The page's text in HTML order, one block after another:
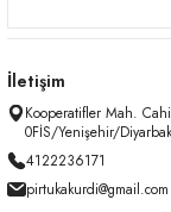
İletişim
Kooperatifler Mah.
0FİS/Yenişehir/
4122236171
pirtukakurdi@gmail.com